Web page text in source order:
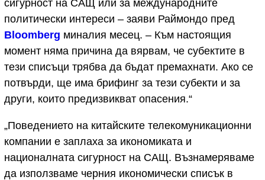
сигурност на САЩ или за международните
политически интереси – заяви Раймондо пред
Bloomberg миналия месец. – Към настоящия
момент няма причина да вярвам, че субектите в
тези списъци трябва да бъдат премахнати. Ако се
потвърди, ще има брифинг за тези субекти и за
други, които предизвикват опасения.“
„Поведението на китайските телекомуникационни
компании е заплаха за икономиката и
националната сигурност на САЩ. Възнамеряваме
да използваме черния икономически списък в